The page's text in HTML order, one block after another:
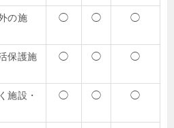
の施
◯ ◯ ◯
保護施
◯ ◯ ◯
施設・
◯ ◯ ◯